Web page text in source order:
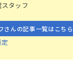
タッフ
さんの記事一覧はこちら